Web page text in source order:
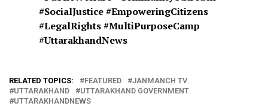
#SocialJustice #EmpoweringCitizens
#LegalRights #MultiPurposeCamp
#UttarakhandNews
RELATED TOPICS: FEATURED
JANMANCH TV
UTTARAKHAND
UTTARAKHAND GOVERNMENT
UTTARAKHANDNEWS